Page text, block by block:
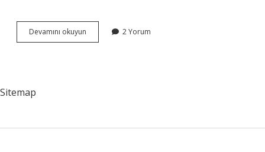
Devamını okuyun
ameliyatı
2 Yorum
Sitemap